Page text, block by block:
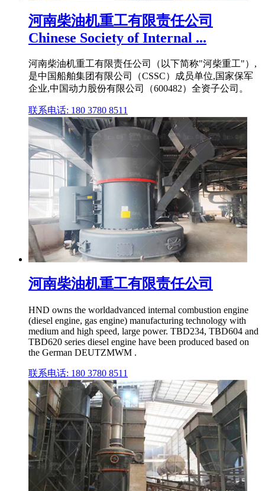
河南柴油机重工有限责任公司
Chinese Society of Internal ...
河南柴油机重工有限责任公司（以下简称"河柴重工"）,
是中国船舶集团有限公司（CSSC）成员单位,国家保军
企业,中国动力股份有限公司（600482）全资子公司。
联系电话: 180 3780 8511
河南柴油机重工有限责任公司
HND owns the worldadvanced internal combustion engine
(diesel engine, gas engine) manufacturing technology with
medium and high speed, large power. TBD234, TBD604 and
TBD620 series diesel engine have been produced based on
the German DEUTZMWM .
联系电话: 180 3780 8511